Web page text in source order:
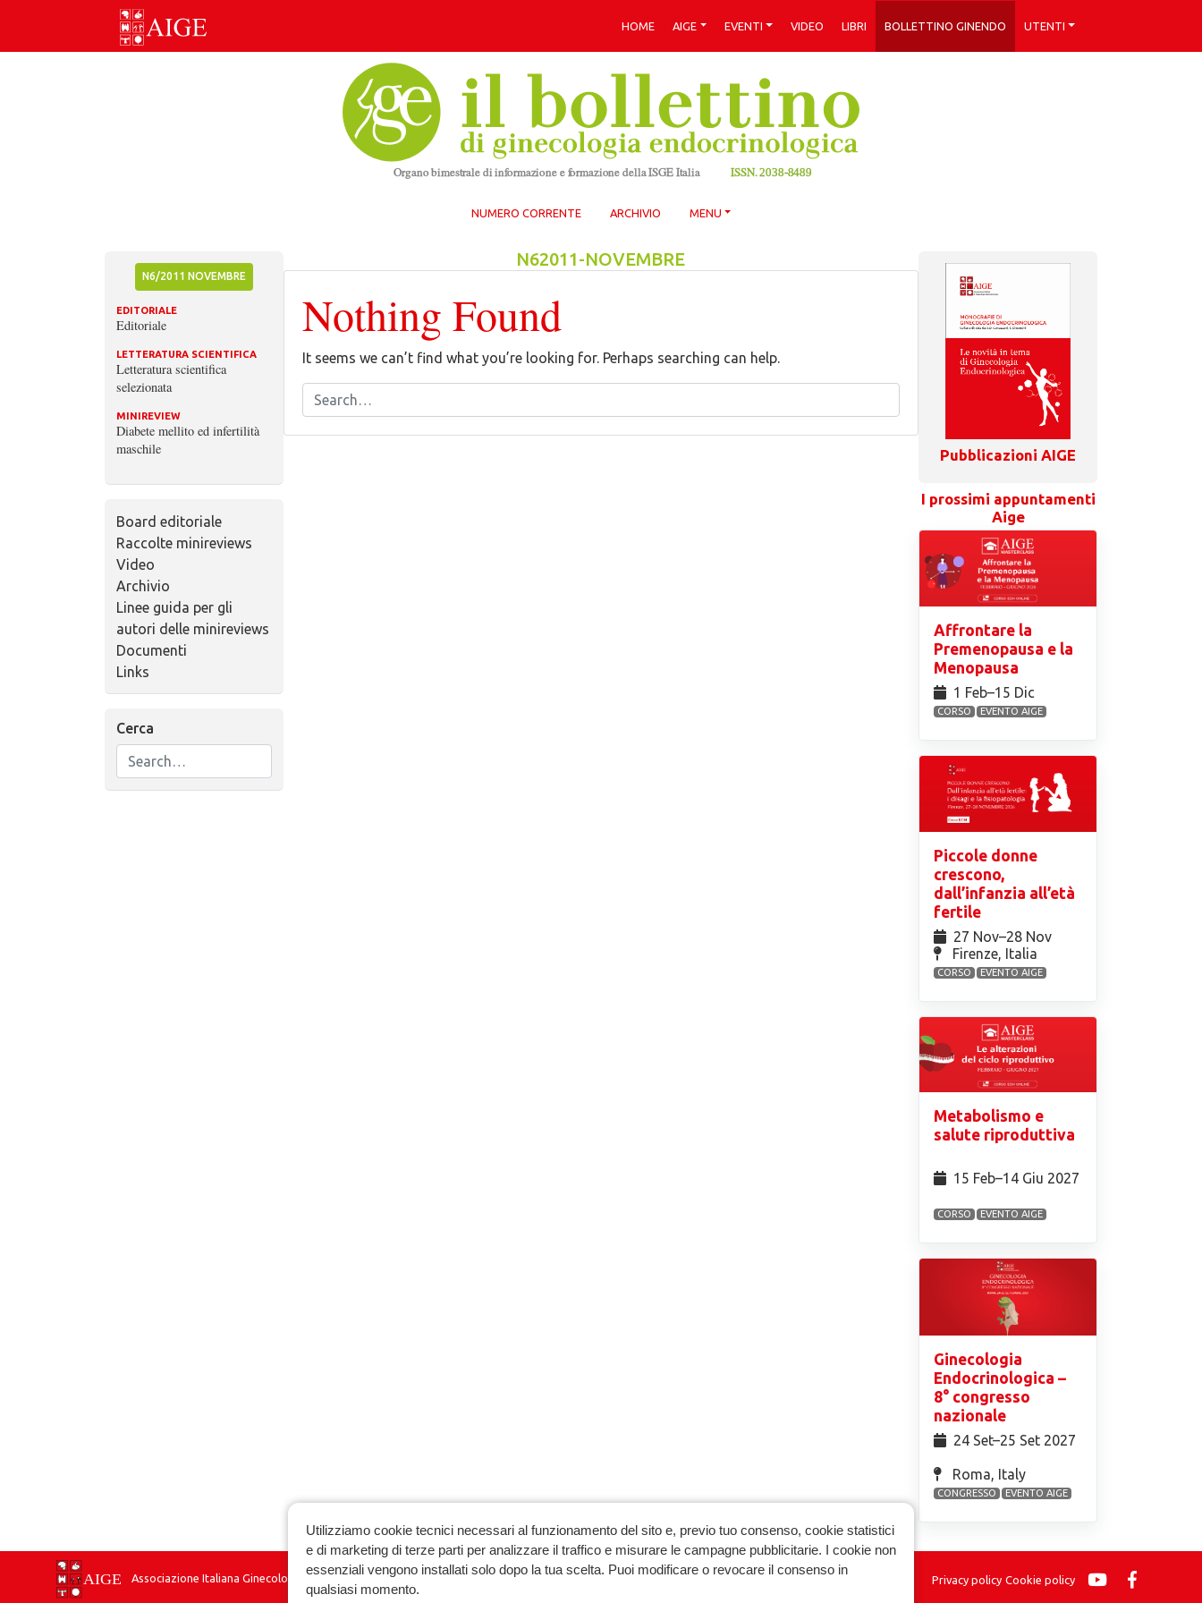
Skip
HOME AIGE EVENTI VIDEO LIBRI BOLLETTINO GINENDO UTENTI
NUMERO CORRENTE ARCHIVIO MENU
N6/2011 NOVEMBRE
EDITORIALE
Editoriale
LETTERATURA SCIENTIFICA
Letteratura scientifica
selezionata
MINIREVIEW
Diabete mellito ed infertilità
maschile
Board editoriale
Raccolte minireviews
Video
Archivio
Linee guida per gli
autori delle minireviews
Documenti
Links
Cerca
N62011-NOVEMBRE
Nothing Found
It seems we can’t find what you’re looking for. Perhaps searching can help.
Pubblicazioni AIGE
I prossimi appuntamenti
Aige
Affrontare la
Premenopausa e la
Menopausa
1 Feb⁠–15 Dic
CORSO EVENTO AIGE
Piccole donne
crescono,
dall’infanzia all’età
fertile
27 Nov⁠–28 Nov
Firenze, Italia
CORSO EVENTO AIGE
Metabolismo e
salute riproduttiva
15 Feb⁠–14 Giu 2027
CORSO EVENTO AIGE
Ginecologia
Endocrinologica –
8° congresso
nazionale
24 Set⁠–25 Set 2027
Roma, Italy
CONGRESSO EVENTO AIGE
Associazione Italiana Ginecologia Endocrinologica Privacy policy Cookie policy
Utilizziamo cookie tecnici necessari al funzionamento del sito e, previo tuo consenso, cookie statistici
e di marketing di terze parti per analizzare il traffico e misurare le campagne pubblicitarie. I cookie non
essenziali vengono installati solo dopo la tua scelta. Puoi modificare o revocare il consenso in
qualsiasi momento.